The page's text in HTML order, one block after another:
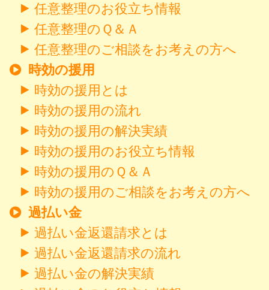
任意整理のお役立ち情報
任意整理のＱ＆Ａ
任意整理のご相談をお考えの方へ
時効の援用
時効の援用とは
時効の援用の流れ
時効の援用の解決実績
時効の援用のお役立ち情報
時効の援用のＱ＆Ａ
時効の援用のご相談をお考えの方へ
過払い金
過払い金返還請求とは
過払い金返還請求の流れ
過払い金の解決実績